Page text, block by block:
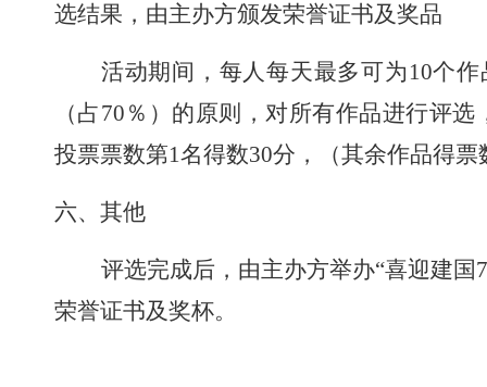
选结果， 由主办方颁发荣誉证书及奖品
活动期间，每人每天最多可为 10个
（占70％）的原则，对所有作品进行评
投票票数第1名得数30分，（其余作品得
六、 其他
评选完成后，由主办方举办“喜迎建国
荣誉证书及奖杯。